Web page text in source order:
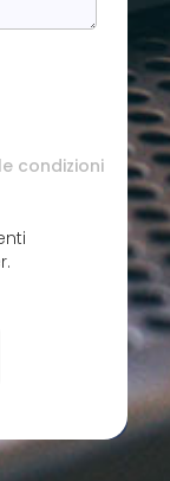
condizioni